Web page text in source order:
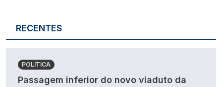
RECENTES
POLÍTICA
Passagem inferior do novo viaduto da